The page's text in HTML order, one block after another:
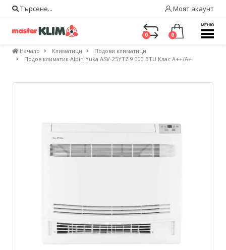
Търсене... Моят акаунт
0 0
МЕНЮ
Начало Климатици
Подови климатици
Подов климатик Alpin Yuka ASV-25YTZ 9 000 BTU Клас А++/А+